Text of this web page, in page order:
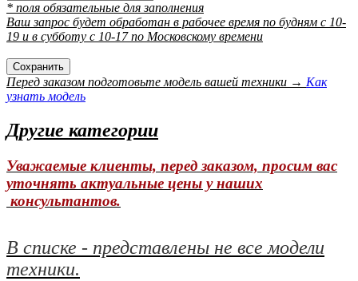
* поля обязательные для заполнения
Ваш запрос будет обработан в рабочее время по будням с 10-
19 и в субботу с 10-17 по Московскому времени
Перед заказом подготовьте модель вашей техники → Как
узнать модель
Другие категории
Уважаемые клиенты, перед заказом, просим вас
уточнять актуальные цены у наших
консультантов.
В списке - представлены не все модели
техники.